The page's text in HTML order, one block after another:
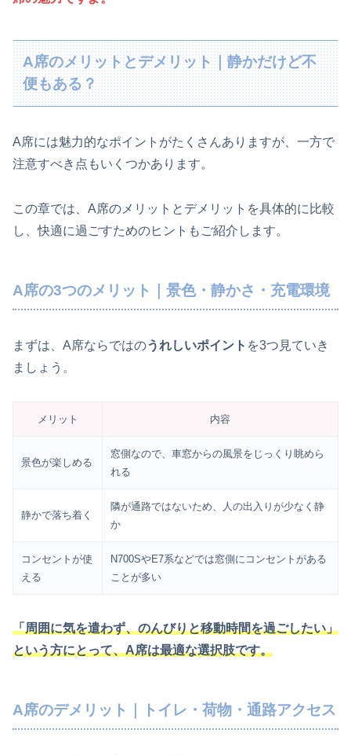
A席のメリットとデメリット｜静かだけど不
便もある？
A席には魅力的なポイントがたくさんありますが、一方で
注意すべき点もいくつかあります。
この章では、A席のメリットとデメリットを具体的に比較
し、快適に過ごすためのヒントもご紹介します。
A席の3つのメリット｜景色・静かさ・充電環境
まずは、A席ならではのうれしいポイント を3つ見ていき
ましょう。
メリット 内容
景色が楽しめる
窓側なので、車窓からの風景をじっくり眺めら
れる
静かで落ち着く
隣が通路ではないため、人の出入りが少なく静
か
コンセントが使
える
N700SやE7系などでは窓側にコンセントがある
ことが多い
「周囲に気を遣わず、のんびりと移動時間を過ごしたい」
という方にとって、A席は最適な選択肢です。
A席のデメリット｜トイレ・荷物・通路アクセス